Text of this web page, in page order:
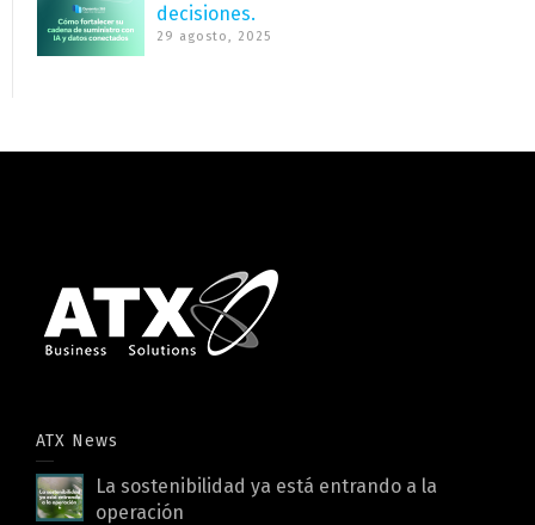
decisiones.
29 agosto, 2025
ATX News
La sostenibilidad ya está entrando a la
operación